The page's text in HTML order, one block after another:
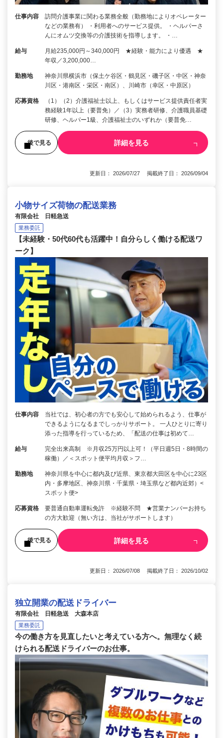
仕事内容
訪問介護事業に関わる業務全般（勤務地によりオペレーター
などの業務有） ・利用者へのサービス提供。 ・ヘルパーさ
んにオムツ交換等の介護技術を指導します。 ・…
給与
月給235,000円～340,000円 ★経験・能力により優遇 ★
年収／3,200,000…
勤務地
神奈川県横浜市（保土ケ谷区・鶴見区・磯子区・中区・神奈
川区・港南区・栄区・南区）、川崎市（幸区・中原区）
応募資格
（1）（2）介護福祉士以上、もしくはサービス提供責任者実
務経験1年以上（要普免）／（3）実務者研修、介護職員基礎
研修、ヘルパー1級、介護福祉士のいずれか（要普免…
後で見る 詳細を見る
更新日： 2026/07/27 掲載終了日： 2026/09/04
小物サイズ荷物の配送業務
有限会社 日軽急送
業務委託
【未経験・50代60代も活躍中！自分らしく働ける配送ワ
ーク】
仕事内容
当社では、初心者の方でも安心して始められるよう、仕事が
できるようになるまでしっかりサポート。 一人ひとりに寄り
添った指導を行っているため、「配送の仕事は初めて…
給与
完全出来高制 ※月収25万円以上可！（平日週5日・8時間の
稼働）／＜スポット便平均月収＞フ…
勤務地
神奈川県を中心に都内及び近県、東京都大田区を中心に23区
内・多摩地区、神奈川県・千葉県・埼玉県など都内近郊）<
スポット便>
応募資格
要普通自動車運転免許 ※経験不問 ★営業ナンバーお持ち
の方大歓迎（無い方は、当社がサポートします）
後で見る 詳細を見る
更新日： 2026/07/08 掲載終了日： 2026/10/02
独立開業の配送ドライバー
有限会社 日軽急送 大森本店
業務委託
今の働き方を見直したいと考えている方へ。無理なく続
けられる配送ドライバーのお仕事。